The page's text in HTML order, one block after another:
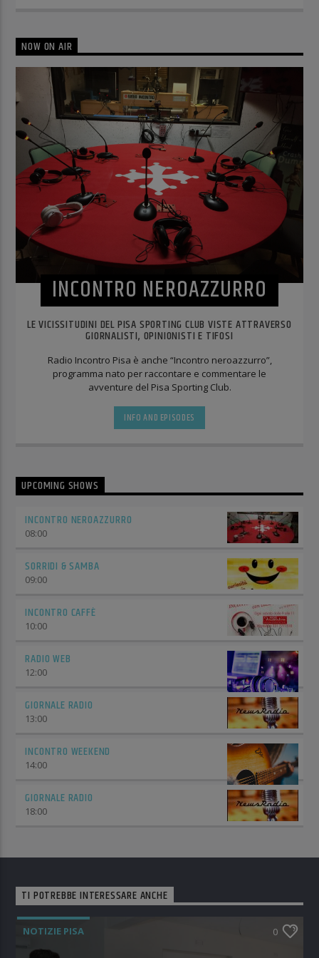
NOW ON AIR
INCONTRO NEROAZZURRO
LE VICISSITUDINI DEL PISA SPORTING CLUB VISTE ATTRAVERSO
GIORNALISTI, OPINIONISTI E TIFOSI
Radio Incontro Pisa è anche “Incontro neroazzurro”,
programma nato per raccontare e commentare le
avventure del Pisa Sporting Club.
INFO AND EPISODES
UPCOMING SHOWS
INCONTRO NEROAZZURRO
08:00
SORRIDI & SAMBA
09:00
INCONTRO CAFFÈ
10:00
RADIO WEB
12:00
GIORNALE RADIO
13:00
INCONTRO WEEKEND
14:00
GIORNALE RADIO
18:00
TI POTREBBE INTERESSARE ANCHE
NOTIZIE PISA 0